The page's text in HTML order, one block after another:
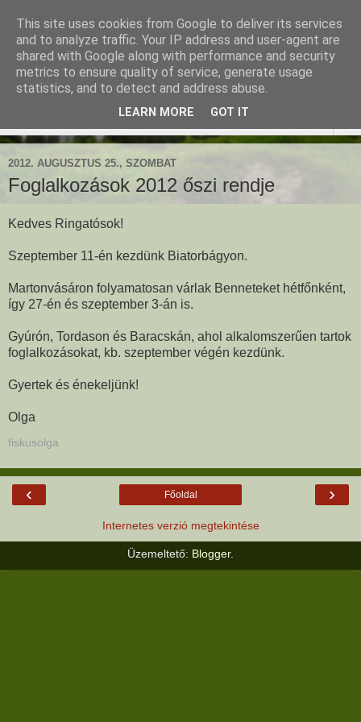
Ringató - Fiskus Olga
foglalkozásai
2012. AUGUSZTUS 25., SZOMBAT
Foglalkozások 2012 őszi rendje
Kedves Ringatósok!
Szeptember 11-én kezdünk Biatorbágyon.
Martonvásáron folyamatosan várlak Benneteket hétfőnként,
így 27-én és szeptember 3-án is.
Gyúrón, Tordason és Baracskán, ahol alkalomszerűen tartok
foglalkozásokat, kb. szeptember végén kezdünk.
Gyertek és énekeljünk!
Olga
fiskusolga
‹ ›
Főoldal
Internetes verzió megtekintése
Üzemeltető: Blogger.
This site uses cookies from Google to deliver its services
and to analyze traffic. Your IP address and user-agent are
shared with Google along with performance and security
metrics to ensure quality of service, generate usage
statistics, and to detect and address abuse.
LEARN MORE GOT IT